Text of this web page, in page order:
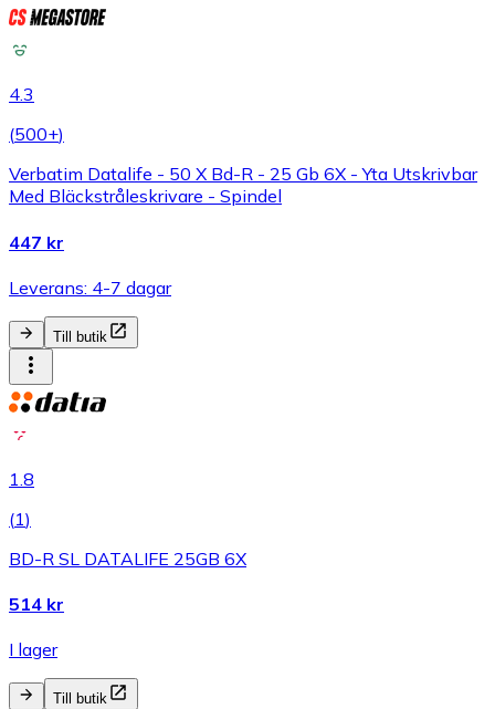
4.3
(500+)
Verbatim Datalife - 50 X Bd-R - 25 Gb 6X - Yta Utskrivbar
Med Bläckstråleskrivare - Spindel
447 kr
Leverans: 4-7 dagar
Till butik
1.8
(1)
BD-R SL DATALIFE 25GB 6X
514 kr
I lager
Till butik